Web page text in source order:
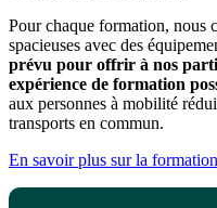
Pour chaque formation, nous
spacieuses avec des
prévu pour offrir à nos
expérience de formation
aux personnes à mobilité
transports en commun.
En savoir plus sur la